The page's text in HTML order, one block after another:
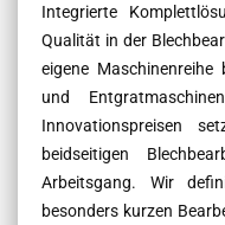
Integrierte
Qualität in der
eigene
und
Innovationspreisen
beidseitigen
Arbeitsgang. Wir
besonders kurzen